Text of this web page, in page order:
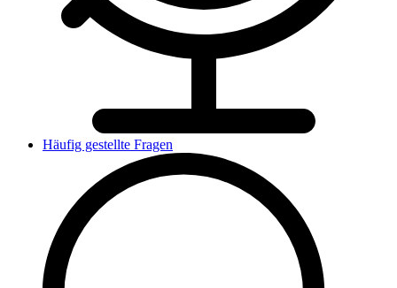
Häufig gestellte Fragen